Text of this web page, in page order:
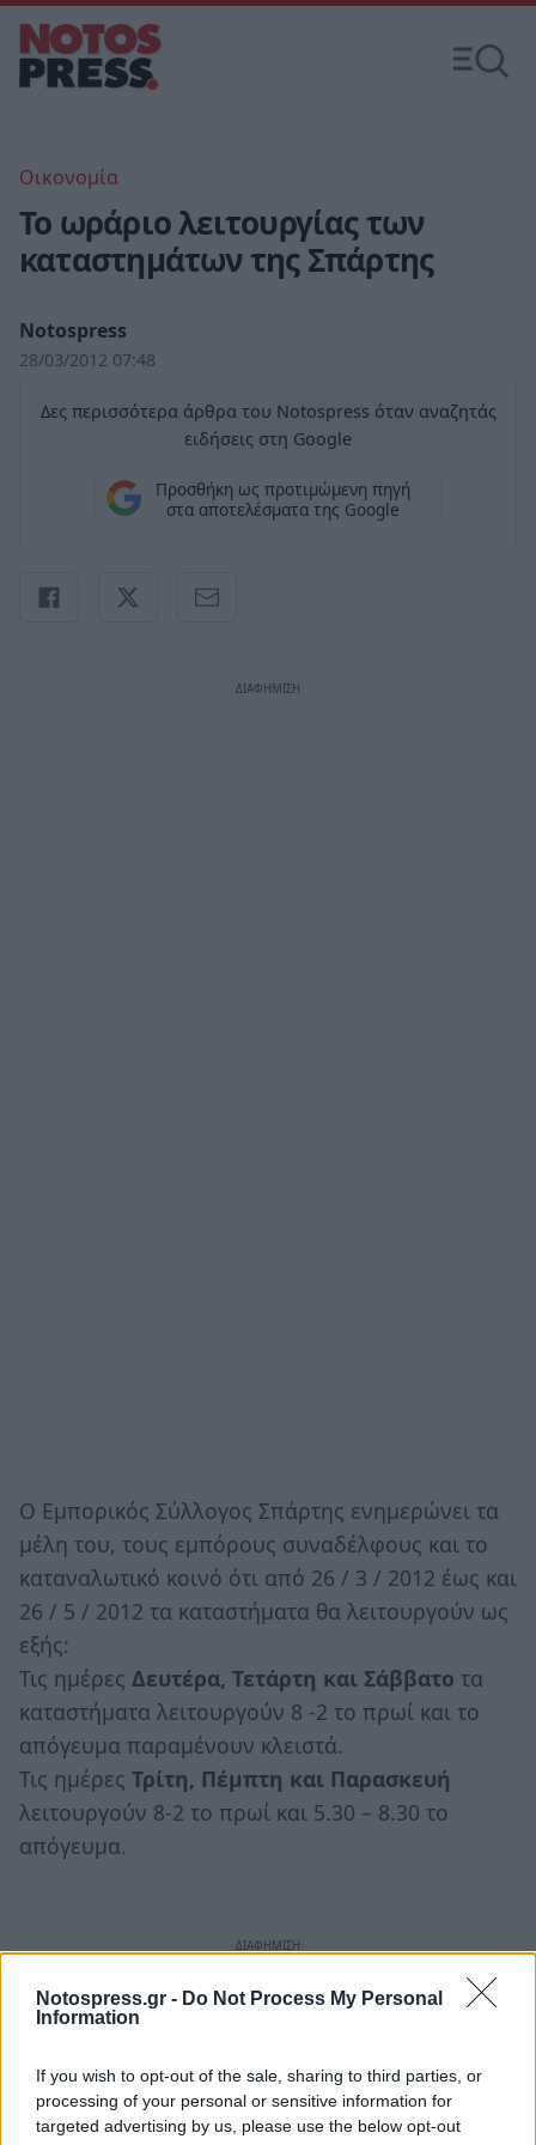
Notospress.gr - Do Not Process My Personal
Information
If you wish to opt-out of the sale, sharing to third parties, or
processing of your personal or sensitive information for
targeted advertising by us, please use the below opt-out
Οικονομία
Το ωράριο λειτουργίας των
καταστημάτων της Σπάρτης
Notospress
28/03/2012 07:48
Δες περισσότερα άρθρα του Notospress όταν αναζητάς
ειδήσεις στη Google
Προσθήκη ως προτιμώμενη πηγή
στα αποτελέσματα της Google
Ο Εμπορικός Σύλλογος Σπάρτης ενημερώνει τα
μέλη του, τους εμπόρους συναδέλφους και το
καταναλωτικό κοινό ότι από 26 / 3 / 2012 έως και
26 / 5 / 2012 τα καταστήματα θα λειτουργούν ως
εξής:
Τις ημέρες Δευτέρα, Τετάρτη και Σάββατο τα
καταστήματα λειτουργούν 8 -2 το πρωί και το
απόγευμα παραμένουν κλειστά.
Τις ημέρες Τρίτη, Πέμπτη και Παρασκευή
λειτουργούν 8-2 το πρωί και 5.30 – 8.30 το
απόγευμα.